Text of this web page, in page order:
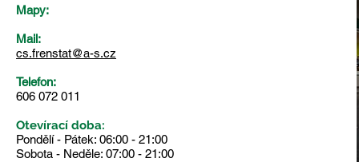
Mapy:
Mail:
cs.frenstat@a-s.cz
Telefon:
606 072 011
Otevírací doba:
Pondělí - Pátek: 06:00 - 21:00
Sobota - Neděle: 07:00 - 21:00